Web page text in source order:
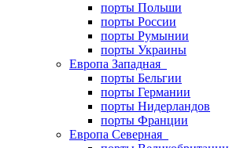
порты Польши
порты России
порты Румынии
порты Украины
Европа Западная
порты Бельгии
порты Германии
порты Нидерландов
порты Франции
Европа Северная